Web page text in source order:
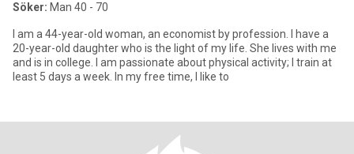
Söker: Man 40 - 70
I am a 44-year-old woman, an economist by profession. I have a
20-year-old daughter who is the light of my life. She lives with me
and is in college. I am passionate about physical activity; I train at
least 5 days a week. In my free time, I like to